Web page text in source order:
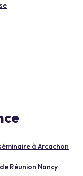
à Arcachon
Réunion Nancy